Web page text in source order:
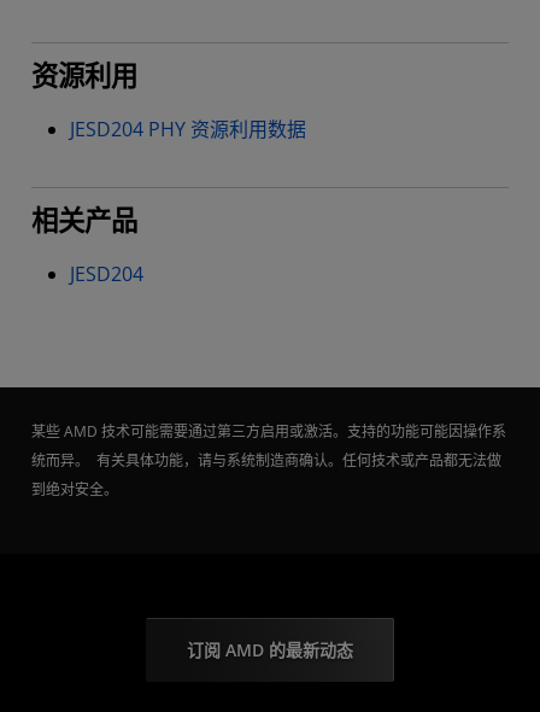
资源利用
JESD204 PHY 资源利用数据
相关产品
JESD204
某些 AMD 技术可能需要通过第三方启用或激活。支持的功能可能因操作系
统而异。 有关具体功能，请与系统制造商确认。任何技术或产品都无法做
到绝对安全。
订阅 AMD 的最新动态